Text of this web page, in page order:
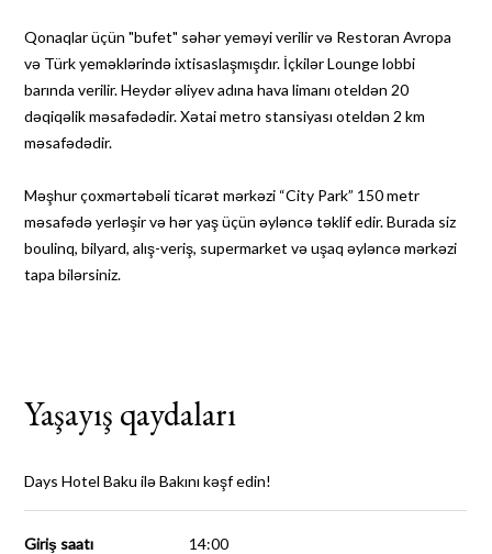
Qonaqlar üçün "bufet" səhər yeməyi verilir və Restoran Avropa
və Türk yeməklərində ixtisaslaşmışdır. İçkilər Lounge lobbi
barında verilir. Heydər əliyev adına hava limanı oteldən 20
dəqiqəlik məsafədədir. Xətai metro stansiyası oteldən 2 km
məsafədədir.
Məşhur çoxmərtəbəli ticarət mərkəzi “City Park” 150 metr
məsafədə yerləşir və hər yaş üçün əyləncə təklif edir. Burada siz
boulinq, bilyard, alış-veriş, supermarket və uşaq əyləncə mərkəzi
tapa bilərsiniz.
Yaşayış qaydaları
Days Hotel Baku ilə Bakını kəşf edin!
Giriş saatı 14:00